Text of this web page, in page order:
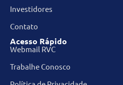
Investidores
Contato
Acesso Rápido
Webmail RVC
Trabalhe Conosco